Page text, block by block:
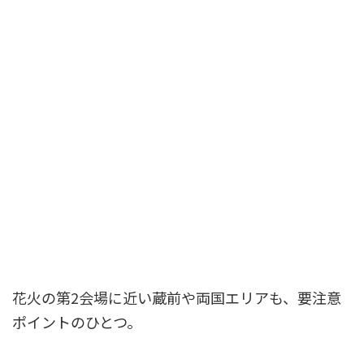
花火の第2会場に近い蔵前や両国エリアも、要注意
ポイントのひとつ。